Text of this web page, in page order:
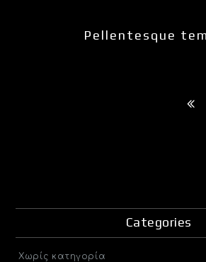
Pellentesque
Categories
Χωρίς κατηγορία